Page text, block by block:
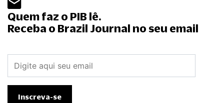
Quem faz o PIB lê.
Receba o Brazil Journal no seu email